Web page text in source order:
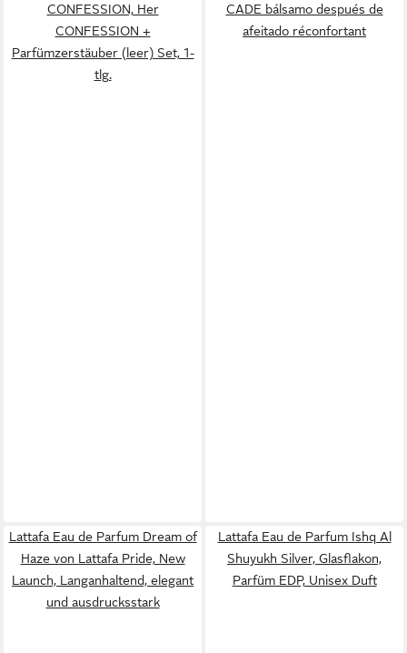
CONFESSION, Her
CONFESSION +
Parfümzerstäuber (leer) Set, 1-
tlg.
CADE bálsamo después de
afeitado réconfortant
Lattafa Eau de Parfum Dream of
Haze von Lattafa Pride, New
Launch, Langanhaltend, elegant
und ausdrucksstark
Lattafa Eau de Parfum Ishq Al
Shuyukh Silver, Glasflakon,
Parfüm EDP, Unisex Duft